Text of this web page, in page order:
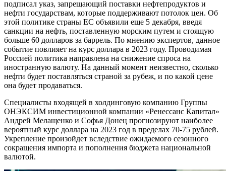
подписал указ, запрещающий поставки нефтепродуктов и
нефти государствам, которые поддерживают потолок цен. Об
этой политике страны ЕС объявили еще 5 декабря, введя
санкции на нефть, поставленную морским путем и стоящую
больше 60 долларов за баррель. По мнению экспертов, данное
событие повлияет на курс доллара в 2023 году. Проводимая
Россией политика направлена на снижение спроса на
иностранную валюту. На данный момент неизвестно, сколько
нефти будет поставляться страной за рубеж, и по какой цене
она будет продаваться.
Специалисты входящей в холдинговую компанию Группы
ОНЭКСИМ инвестиционной компании «Ренессанс Капитал»
Андрей Мелащенко и Софья Донец прогнозируют наиболее
вероятный курс доллара на 2023 год в пределах 70-75 рублей.
Укрепление произойдет вследствие ожидаемого сезонного
сокращения импорта и пополнения бюджета национальной
валютой.